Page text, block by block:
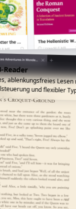
Reader
ablenkungsfreies Lesen
und flexibler